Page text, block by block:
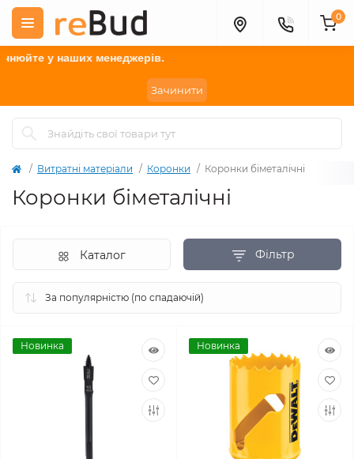
менеджерів.
Зачинити
0
Витратні матеріали Коронки Коронки біметалічні
Коронки біметалічні
Фільтр
Каталог
Новинка Новинка